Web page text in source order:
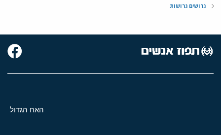
גרושים גרושות
האח הגדול